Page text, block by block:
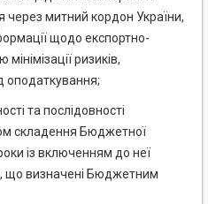
через митний кордон України,
щодо експортно-
ризиків,
оподаткування;
та послідовності
складення Бюджетної
із включенням до неї
що визначені Бюджетним